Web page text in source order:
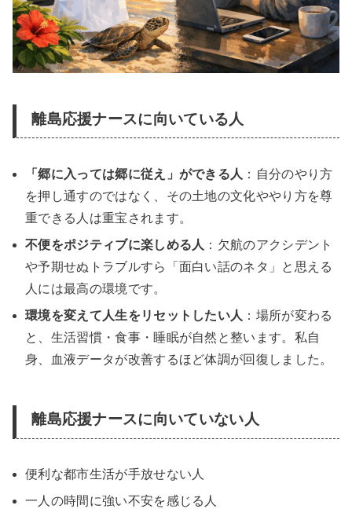
離島応援ナースに向いている人
「郷に入っては郷に従え」ができる人 ：自分のやり方
を押し通すのではなく、その土地の文化ややり方を尊
重できる人は重宝されます。
不便をポジティブに楽しめる人 ：欠航のアクシデント
や予期せぬトラブルすら「面白い話のネタ」と思える
人には最高の環境です。
環境を変えて人生をリセットしたい人 ：場所が変わる
と、生活習慣・食事・睡眠が自然と整います。私自
身、血液データが改善するほど体調が回復しました。
離島応援ナースに向いていない人
便利な都市生活が手放せない人
一人の時間に強い不安を感じる人